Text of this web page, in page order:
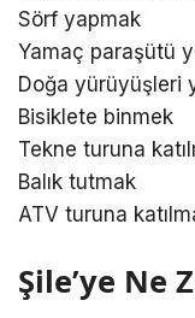
Sörf yapmak
Yamaç paraşütü
Doğa yürüyüşleri
Bisiklete binmek
Tekne turuna
Balık tutmak
ATV turuna
Şile’ye Ne